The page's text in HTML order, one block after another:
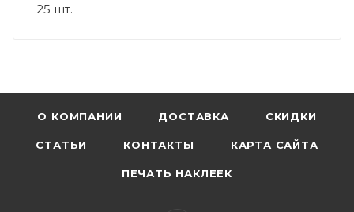
25 шт.
О КОМПАНИИ ДОСТАВКА СКИДКИ
СТАТЬИ КОНТАКТЫ КАРТА САЙТА
ПЕЧАТЬ НАКЛЕЕК